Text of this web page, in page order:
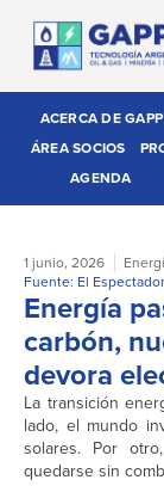
ACERCA DE GAPP
ÁREA SOCIOS
AGENDA
1 junio, 2026
Fuente: El Espectador
Energía
carbón,
devora
La transición
lado, el mundo
solares. Por
quedarse sin